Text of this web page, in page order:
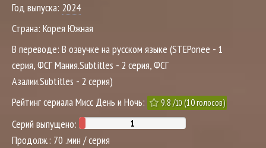
Год выпуска: 2024
Страна: Корея Южная
В переводе: В озвучке на русском языке (STEPonee - 1
серия, ФСГ Мания.Subtitles - 2 серия, ФСГ
Азалии.Subtitles - 2 серия)
Рейтинг сериала Мисс День и Ночь:
9.8/10(10голосов)
Серий выпущено:
Продолж.: 70 .мин / серия